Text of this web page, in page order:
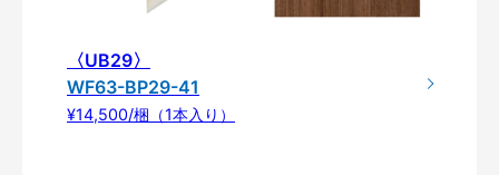
〈UB29〉
WF63-BP29-41
¥14,500/梱（1本入り）